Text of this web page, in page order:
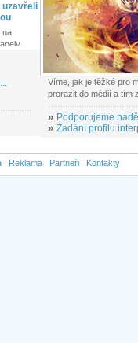
uzavřeli
na
Víme, jak je těžké pro
prorazit do médií a tím
» Podporujeme
» Zadání profilu
Reklama Partneři Kontakty